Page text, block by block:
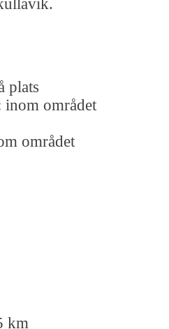
plats
området
området
km